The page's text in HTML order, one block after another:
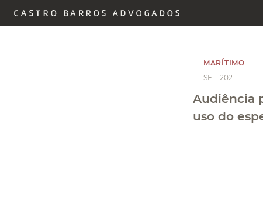
MARÍTIMO
SET. 2021
Audiência
uso do